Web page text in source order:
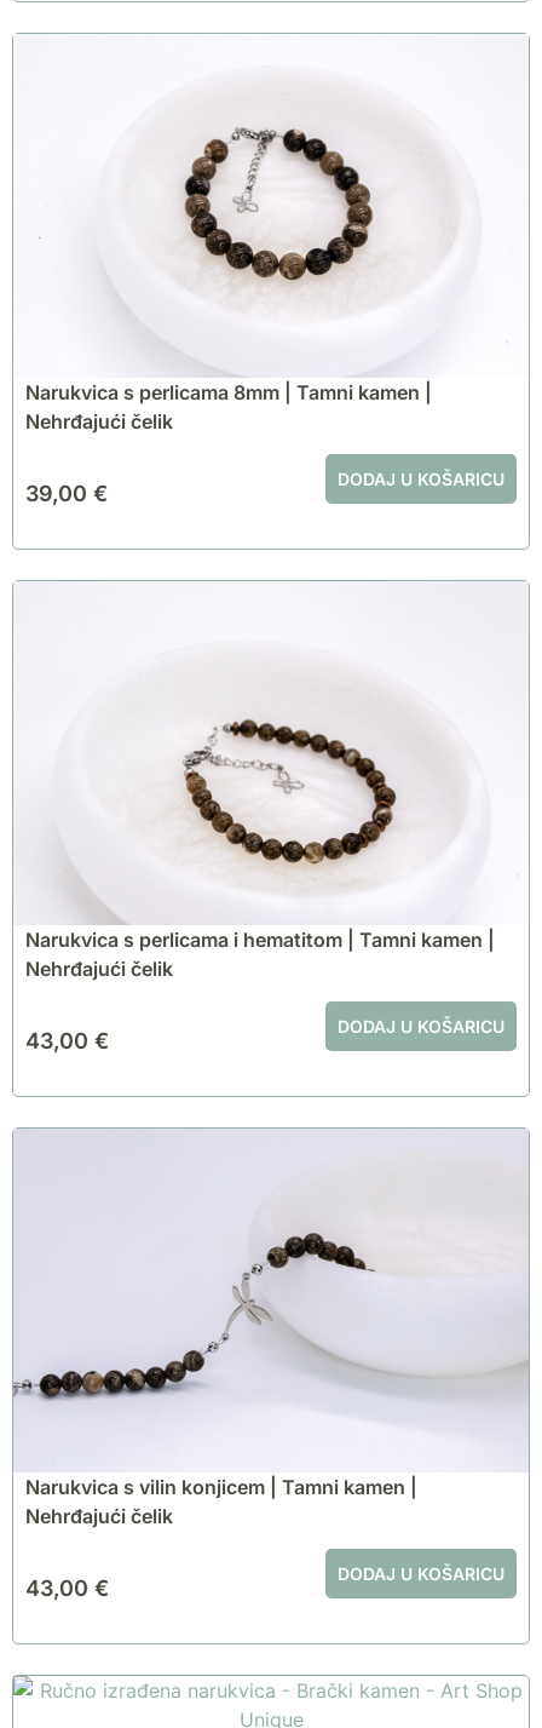
Narukvica s perlicama 8mm | Tamni kamen |
Nehrđajući čelik
39,00 €
DODAJ U KOŠARICU
Narukvica s perlicama i hematitom | Tamni kamen |
Nehrđajući čelik
43,00 €
DODAJ U KOŠARICU
Narukvica s vilin konjicem | Tamni kamen |
Nehrđajući čelik
43,00 €
DODAJ U KOŠARICU